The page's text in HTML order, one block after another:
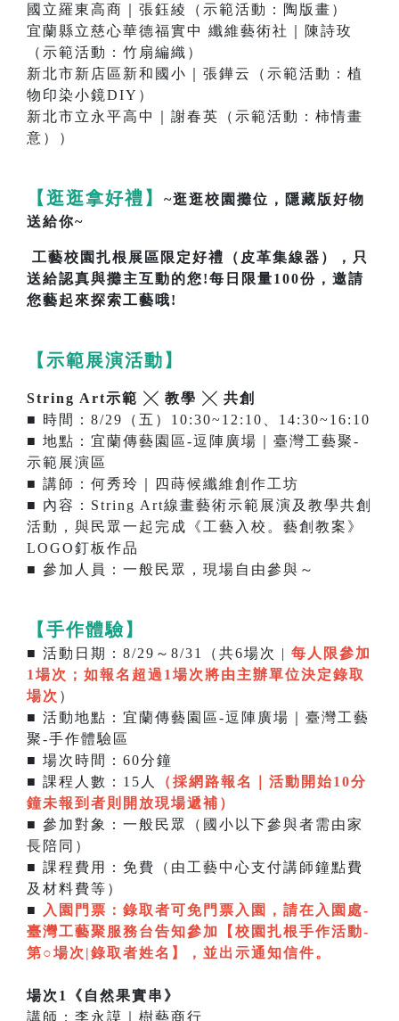
國立羅東高商｜張鈺綾（示範活動：陶版畫）
宜蘭縣立慈心華德福實中 纖維藝術社｜陳詩玫
（示範活動：竹扇編織）
新北市新店區新和國小｜張鏵云（示範活動：植
物印染小鏡DIY）
新北市立永平高中｜謝春英（示範活動：柿情畫
意））
【逛逛拿好禮】
~逛逛校園攤位，隱藏版好物
送給你~
工藝校園扎根展區限定好禮（皮革集線器），只
送給認真與攤主互動的您!每日限量100份，邀請
您藝起來探索工藝哦!
【示範展演活動】
String Art示範 ╳ 教學 ╳ 共創
■ 時間：8/29（五）10:30~12:10、14:30~16:10
■ 地點：宜蘭傳藝園區-逗陣廣場｜臺灣工藝聚-
示範展演區
■ 講師：何秀玲｜四蒔候纖維創作工坊
■ 內容：String Art線畫藝術示範展演及教學共創
活動，與民眾一起完成《工藝入校。藝創教案》
LOGO釘板作品
■ 參加人員：一般民眾，現場自由參與～
【手作體驗】
■ 活動日期：8/29～8/31（共6場次 | 每人限參加
1場次；如報名超過1場次將由主辦單位決定錄取
場次 ）
■ 活動地點：宜蘭傳藝園區-逗陣廣場｜臺灣工藝
聚-手作體驗區
■ 場次時間：60分鐘
■ 課程人數：15人
（採網路報名｜ 活動開始10分
鐘未報到者則開放現場遞補 ）
■ 參加對象：一般民眾（國小以下參與者需由家
長陪同）
■ 課程費用：免費（由工藝中心支付講師鐘點費
及材料費等）
■
入園門票： 錄取者可免門票入園，請在入園處-
臺灣工藝聚服務台告知參加【校園扎根手作活動-
第○場次|錄取者姓名】，並出示通知信件。
場次1《自然果實串》
講師：李永謨｜樹藝商行